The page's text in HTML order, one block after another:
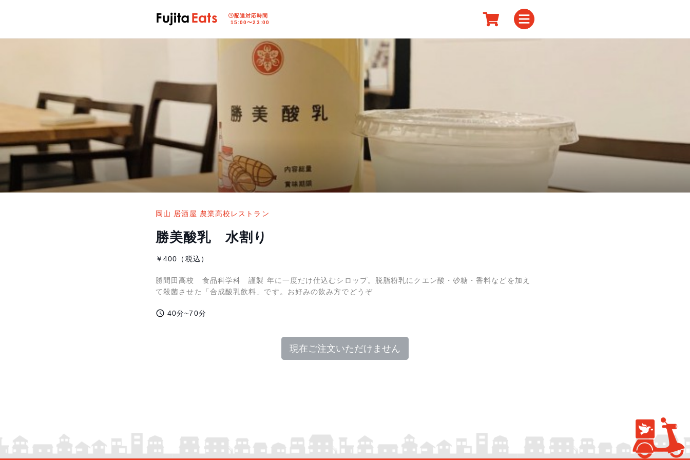
配達対応時間
15:00〜23:00
岡山 居酒屋 農業高校レストラン
勝美酸乳 水割り
￥400（税込）
勝間田高校 食品科学科 謹製 年に一度だけ仕込むシロップ。脱脂粉乳にクエン酸・砂糖・香料などを加え
て殺菌させた「合成酸乳飲料」です。お好みの飲み方でどうぞ
access_time 40分~70分
現在ご注文いただけません